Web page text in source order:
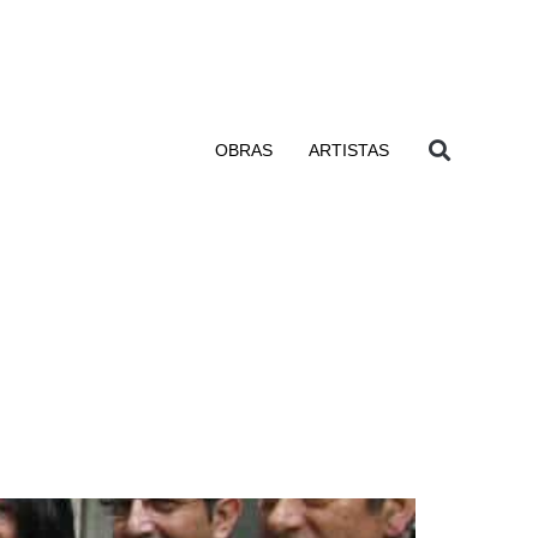
OBRAS ARTISTAS